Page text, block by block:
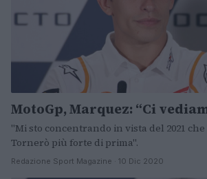
MotoGp, Marquez: “Ci
"Mi sto concentrando in vista del 2021
Tornerò più forte di prima".
Redazione Sport Magazine · 10 Dic 2020